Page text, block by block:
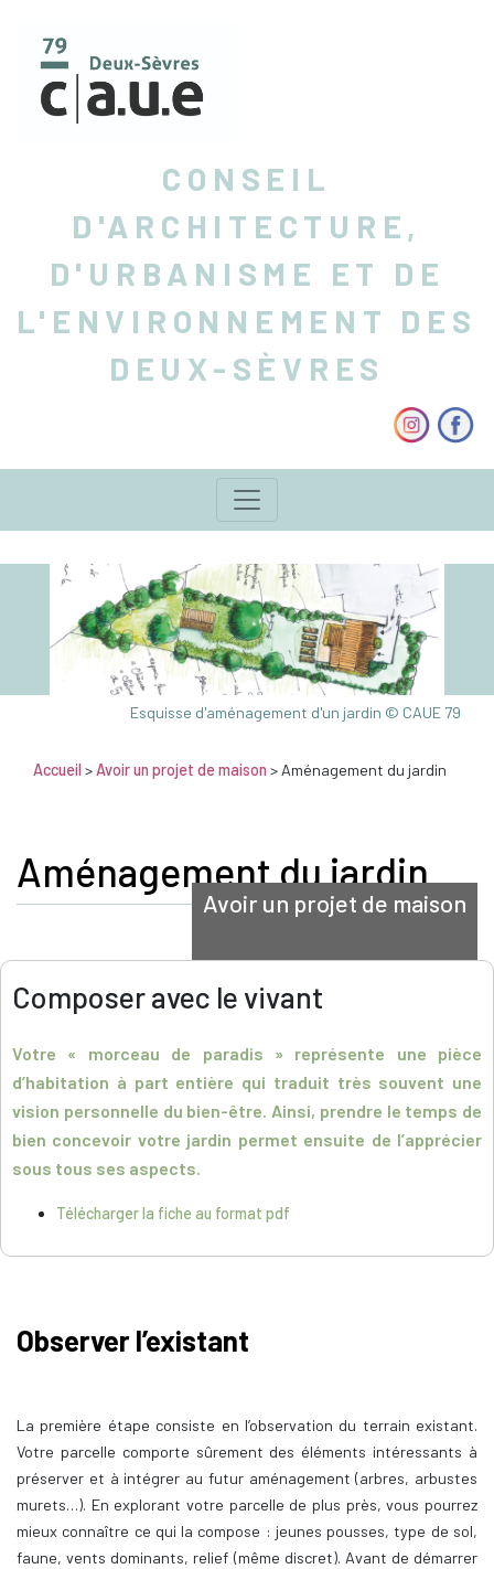
CONSEIL
D'ARCHITECTURE,
D'URBANISME ET DE
L'ENVIRONNEMENT DES
DEUX-SÈVRES
Esquisse d'aménagement d'un jardin © CAUE 79
Accueil >Avoir un projet de maison > Aménagement du jardin
Aménagement du jardin
Avoir un projet de maison
Composer avec le vivant
Votre « morceau de paradis » représente une pièce
d’habitation à part entière qui traduit très souvent une
vision personnelle du bien-être. Ainsi, prendre le temps de
bien concevoir votre jardin permet ensuite de l’apprécier
sous tous ses aspects.
Télécharger la fiche au format pdf
Observer l’existant
La première étape consiste en l’observation du terrain existant.
Votre parcelle comporte sûrement des éléments intéressants à
préserver et à intégrer au futur aménagement (arbres, arbustes
murets…). En explorant votre parcelle de plus près, vous pourrez
mieux connaître ce qui la compose : jeunes pousses, type de sol,
faune, vents dominants, relief (même discret). Avant de démarrer